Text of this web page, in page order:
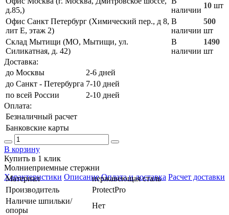
д.85,)
наличии
10 шт
Офис Санкт Петербург (Химический пер., д 8,
лит Е, этаж 2)
В
наличии
500
шт
Склад Мытищи (МО, Мытищи, ул.
Силикатная, д. 42)
В
наличии
1490
шт
Доставка:
до Москвы
2-6 дней
до Санкт - Петербурга 7-10 дней
по всей России
2-10 дней
Оплата:
Безналичный расчет
Банковские карты
В корзину
Купить в 1 клик
Молниеприемные стержни
Характеристики Описание Оплата и доставка Расчет доставки
Материал
нержавеющая сталь
Производитель
ProtectPro
Наличие шпильки/
опоры
Нет